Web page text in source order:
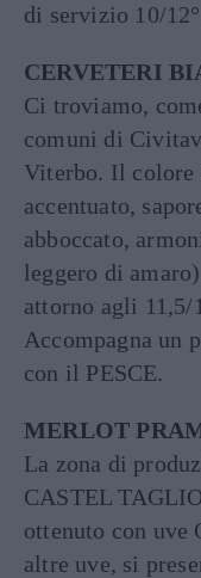
di servizio 10/
CERVETERI
Ci troviamo,
comuni di
Viterbo. Il colore
accentuato,
abboccato,
leggero di
attorno agli 11,5/
Accompagna un
con il PESCE.
MERLOT
La zona di
CASTEL
ottenuto con uve
altre uve, si